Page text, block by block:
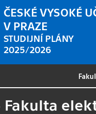
ČESKÉ VYSOKÉ
V PRAZE
STUDIJNÍ PLÁNY
2025/2026
Fakulta